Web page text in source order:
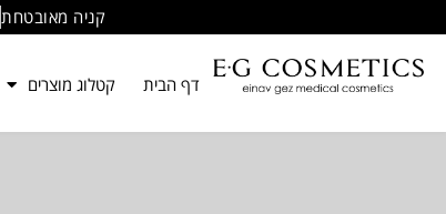
לתוכן
קניה מאובטחת
דף הבית קטלוג מוצרים